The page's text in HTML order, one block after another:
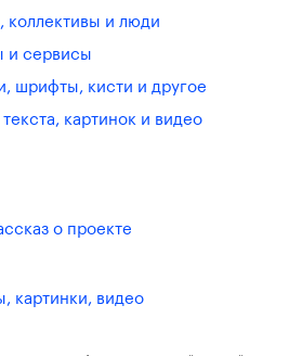
коллективы и люди
и сервисы
шрифты, кисти и другое
картинок и видео
о проекте
картинки, видео